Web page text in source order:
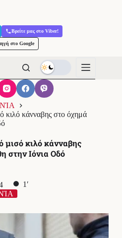
Βρείτε μας στο Viber!
στο Google
κιλό κάνναβης στο όχημά
μισό κιλό κάνναβης
στην Ιόνια Οδό
1′